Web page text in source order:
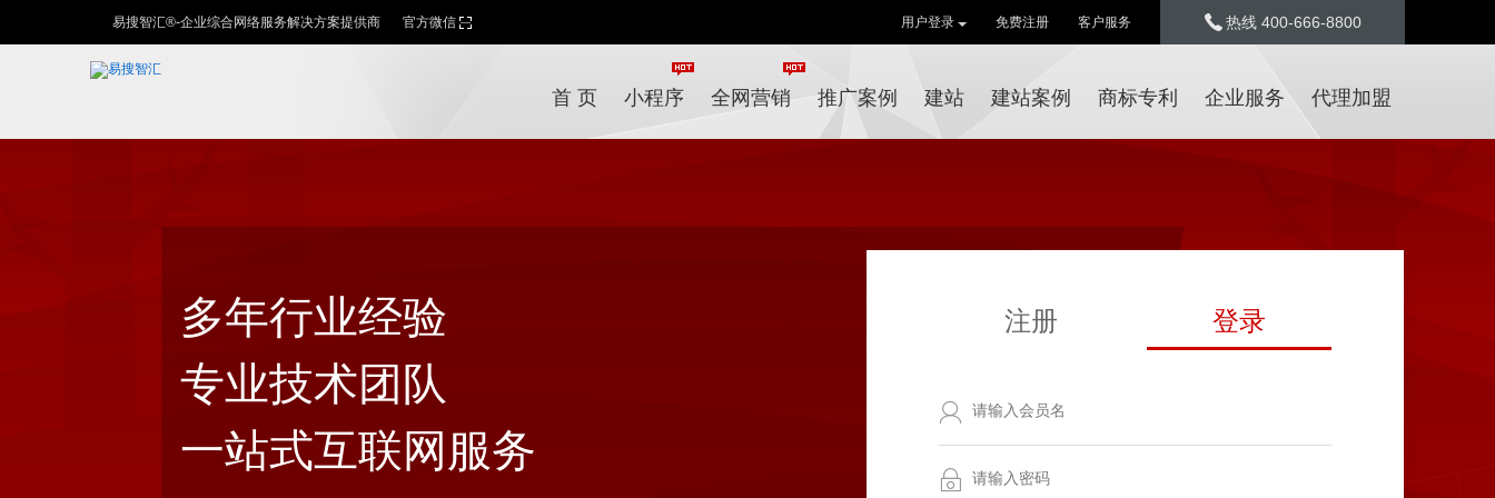
易搜智汇®-企业综合网络服务解决方案提供商 官方微信 用户登录 免费注册 客户服务 热线 400-666-8800
首 页 小程序 全网营销 推广案例 建站 建站案例 商标专利 企业服务 代理加盟
多年行业经验
专业技术团队
一站式互联网服务
注册 登录